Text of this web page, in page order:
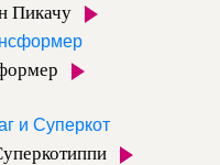
Пикачу